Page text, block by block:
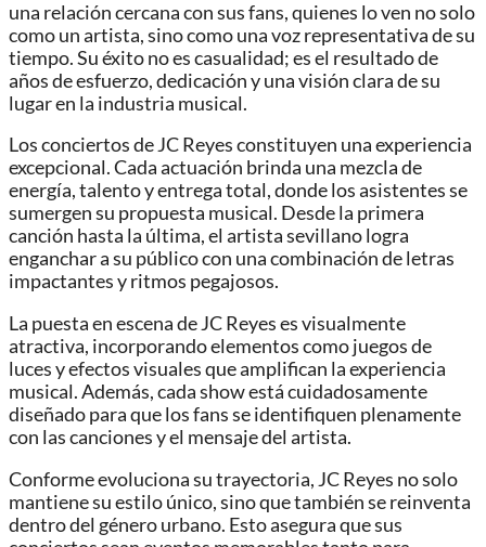
una relación cercana con sus fans, quienes lo ven no solo
como un artista, sino como una voz representativa de su
tiempo. Su éxito no es casualidad; es el resultado de
años de esfuerzo, dedicación y una visión clara de su
lugar en la industria musical.
Los conciertos de JC Reyes constituyen una experiencia
excepcional. Cada actuación brinda una mezcla de
energía, talento y entrega total, donde los asistentes se
sumergen su propuesta musical. Desde la primera
canción hasta la última, el artista sevillano logra
enganchar a su público con una combinación de letras
impactantes y ritmos pegajosos.
La puesta en escena de JC Reyes es visualmente
atractiva, incorporando elementos como juegos de
luces y efectos visuales que amplifican la experiencia
musical. Además, cada show está cuidadosamente
diseñado para que los fans se identifiquen plenamente
con las canciones y el mensaje del artista.
Conforme evoluciona su trayectoria, JC Reyes no solo
mantiene su estilo único, sino que también se reinventa
dentro del género urbano. Esto asegura que sus